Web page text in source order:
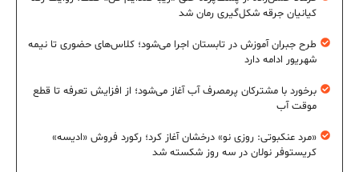
کیانیان جرقه شکل‌گیری رمان شد
طرح جبران آموزش در تابستان اجرا می‌شود؛ کلاس‌های حضوری تا نیمه
شهریور ادامه دارد
برخورد با مشترکان پرمصرف آب آغاز می‌شود؛ از افزایش تعرفه تا قطع
موقت آب
«مرد عنکبوتی: روزی نو» درخشان آغاز کرد؛ رکورد فروش «ادیسه»
کریستوفر نولان در سه روز شکسته شد